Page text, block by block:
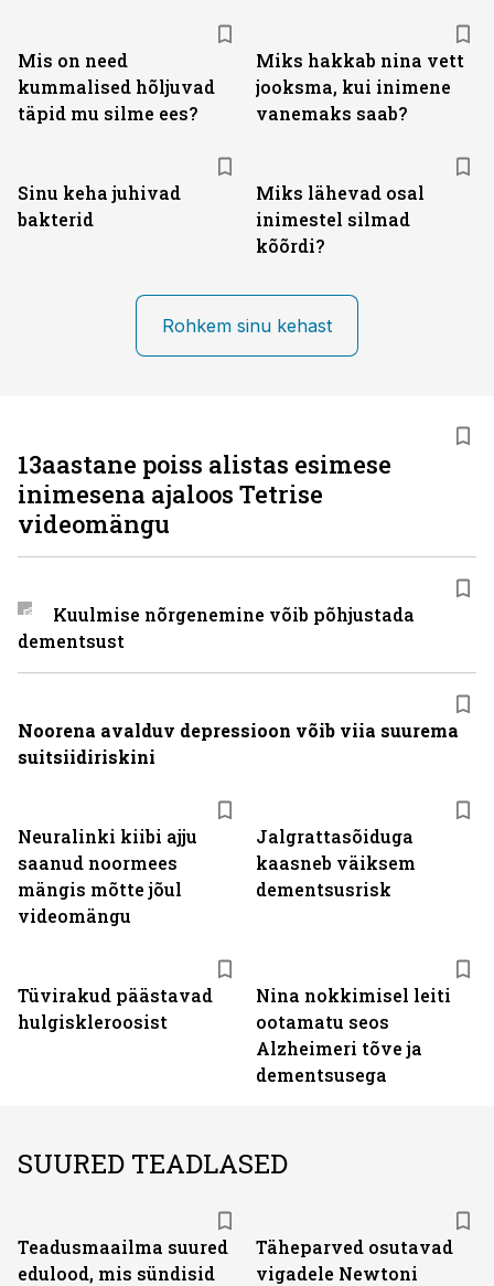
Mis on need
kummalised hõljuvad
täpid mu silme ees?
Miks hakkab nina vett
jooksma, kui inimene
vanemaks saab?
Sinu keha juhivad
bakterid
Miks lähevad osal
inimestel silmad
kõõrdi?
Rohkem sinu kehast
Neuralinki kiibi ajju
saanud noormees
mängis mõtte jõul
videomängu
Jalgrattasõiduga
kaasneb väiksem
dementsusrisk
Tüvirakud päästavad
hulgiskleroosist
Nina nokkimisel leiti
ootamatu seos
Alzheimeri tõve ja
dementsusega
13aastane poiss alistas esimese
inimesena ajaloos Tetrise
videomängu
Kuulmise nõrgenemine võib põhjustada
dementsust
Noorena avalduv depressioon võib viia suurema
suitsiidiriskini
SUURED TEADLASED
Teadusmaailma suured
edulood, mis sündisid
Täheparved osutavad
vigadele Newtoni